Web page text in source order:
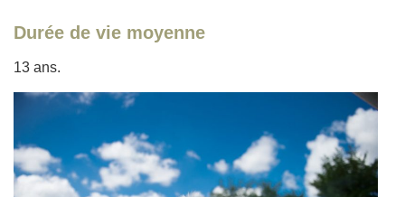
Durée de vie moyenne
13 ans.